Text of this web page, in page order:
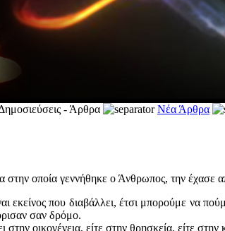
- Άρθρα Νέα Άρθρα
στην οποία γεννήθηκε ο Άνθρωπος, την
εκείνος που διαβάλλει, έτσι μπορούμε να
σαν δρόμο.
οικογένεια, είτε στην θρησκεία, είτε